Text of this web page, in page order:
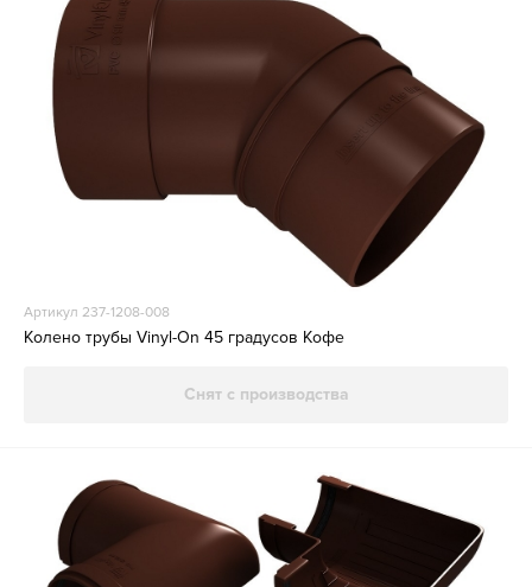
Артикул 237-1208-008
Колено трубы Vinyl-On 45 градусов Кофе
Снят с производства